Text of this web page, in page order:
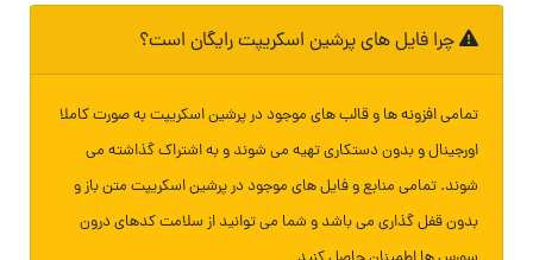
چرا فایل های پرشین اسکریپت رایگان است؟
تمامی افزونه ها و قالب های موجود در پرشین اسکریپت به صورت کاملا
اورجینال و بدون دستکاری تهیه می شوند و به اشتراک گذاشته می
شوند. تمامی منابع و فایل های موجود در پرشین اسکریپت متن باز و
بدون قفل گذاری می باشد و شما می توانید از سلامت کدهای درون